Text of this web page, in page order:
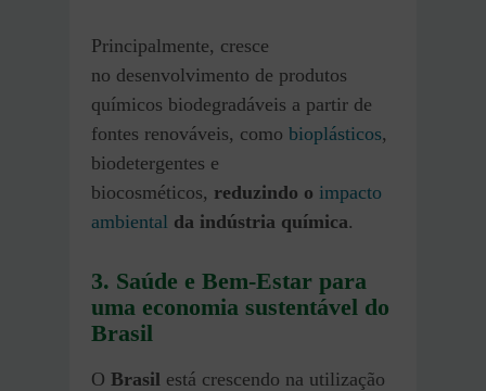
Principalmente, cresce
no desenvolvimento de produtos
químicos biodegradáveis a partir de
fontes renováveis, como bioplásticos,
biodetergentes e
biocosméticos, reduzindo o impacto
ambiental da indústria química.
3. Saúde e Bem-Estar para
uma economia sustentável do
Brasil
O Brasil está crescendo na utilização